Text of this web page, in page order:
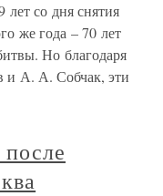
лет со дня снятия
же года – 70 лет
Но благодаря
и А. А. Собчак, эти